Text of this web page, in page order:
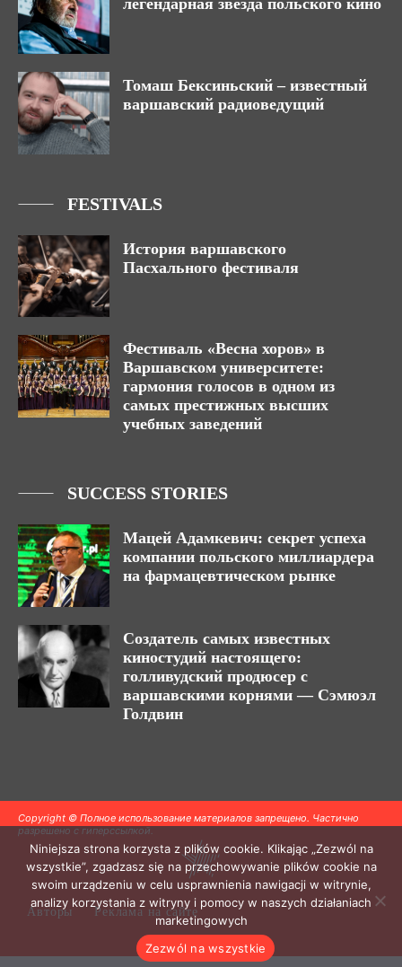
легендарная звезда польского кино
Томаш Бексиньский – известный
варшавский радиоведущий
FESTIVALS
История варшавского
Пасхального фестиваля
Фестиваль «Весна хоров» в
Варшавском университете:
гармония голосов в одном из
самых престижных высших
учебных заведений
SUCCESS STORIES
Мацей Адамкевич: секрет успеха
компании польского миллиардера
на фармацевтическом рынке
Создатель самых известных
киностудий настоящего:
голливудский продюсер с
варшавскими корнями — Сэмюэл
Голдвин
Copyright © Полное использование материалов запрещено. Частично
разрешено с гиперссылкой.
Авторы Реклама на сайте
Niniejsza strona korzysta z plików cookie. Klikając „Zezwól na
wszystkie”, zgadzasz się na przechowywanie plików cookie na
swoim urządzeniu w celu usprawnienia nawigacji w witrynie,
analizy korzystania z witryny i pomocy w naszych działaniach
marketingowych
Zezwól na wszystkie